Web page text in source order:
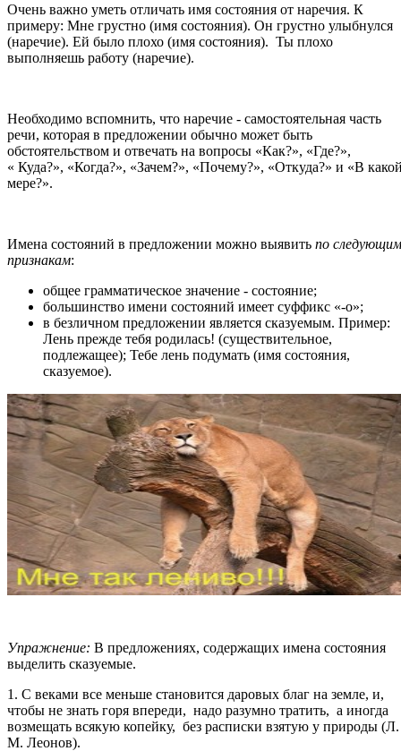
Очень важно уметь отличать имя состояния от наречия. К
примеру: Мне грустно (имя состояния). Он грустно улыбнулся
(наречие). Ей было плохо (имя состояния). Ты плохо
выполняешь работу (наречие).
Необходимо вспомнить, что наречие - самостоятельная часть
речи, которая в предложении обычно может быть
обстоятельством и отвечать на вопросы «Как?», «Где?»,
« Куда?», «Когда?», «Зачем?», «Почему?», «Откуда?» и «В
мере?».
Имена состояний в предложении можно выявить по следующим
признакам:
общее грамматическое значение - состояние;
большинство имени состояний имеет суффикс «-о»;
в безличном предложении является сказуемым. Пример:
Лень прежде тебя родилась! (существительное,
подлежащее); Тебе лень подумать (имя состояния,
сказуемое).
Упражнение: В предложениях, содержащих имена состояния
выделить сказуемые.
1. С веками все меньше становится даровых благ на земле, и,
чтобы не знать горя впереди, надо разумно тратить, а иногда
возмещать всякую копейку, без расписки взятую у природы (Л.
М. Леонов).